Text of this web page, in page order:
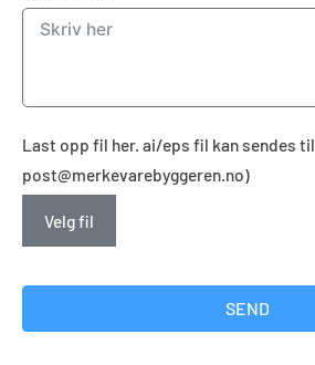
Last opp fil her. ai/eps fil kan sendes til
post@merkevarebyggeren.no)
Velg fil
SEND